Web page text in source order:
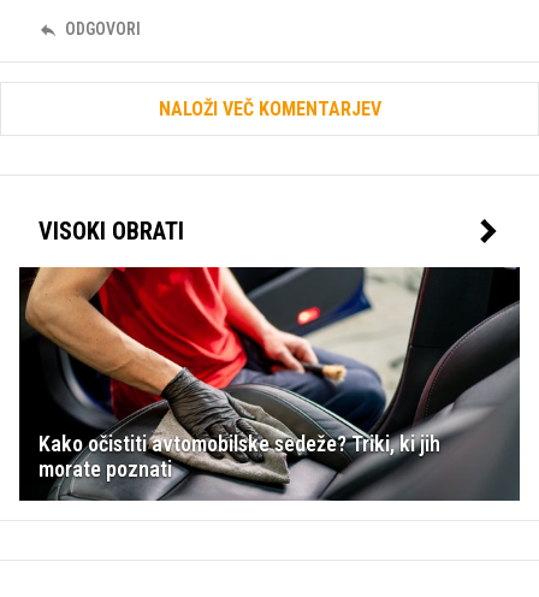
ODGOVORI
NALOŽI VEČ KOMENTARJEV
VISOKI OBRATI
Kako očistiti avtomobilske sedeže? Triki, ki jih
morate poznati